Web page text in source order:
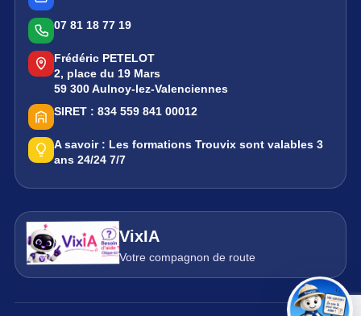
07 81 18 77 19
Frédéric PETELOT
2, place du 19 Mars
59 300 Aulnoy-lez-Valenciennes
SIRET : 834 559 841 00012
A savoir : Les formations Trouvix sont valables 3
ans 24/24 7/7
VixIA
Votre compagnon de route